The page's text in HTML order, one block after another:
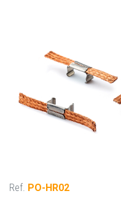
Ref. PO-HR02